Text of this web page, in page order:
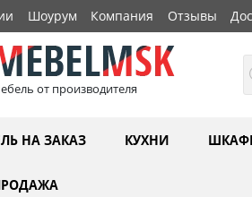
Шоурум Компания Отзывы
от производителя
НА ЗАКАЗ КУХНИ